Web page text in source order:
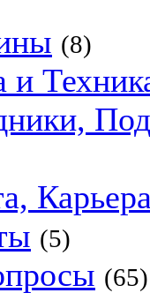
(8)
и
Карьера
(5)
(65)